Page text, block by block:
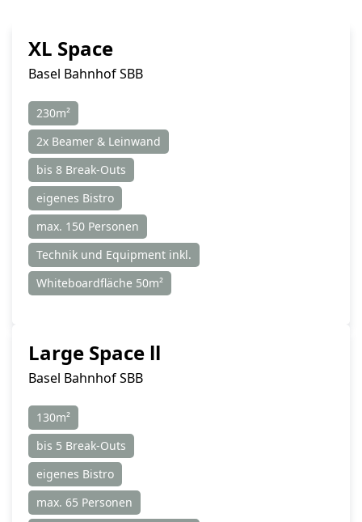
XL Space
Basel Bahnhof SBB
230m²
2x Beamer & Leinwand
bis 8 Break-Outs
eigenes Bistro
max. 150 Personen
Technik und Equipment inkl.
Whiteboardfläche 50m²
Large Space ll
Basel Bahnhof SBB
130m²
bis 5 Break-Outs
eigenes Bistro
max. 65 Personen